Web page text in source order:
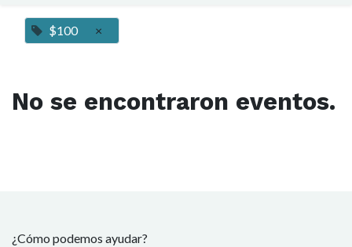
$100 ×
No se encontraron eventos.
¿Cómo podemos ayudar?